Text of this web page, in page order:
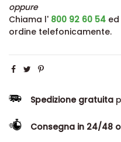
oppure
Chiama l' 800 92 60 54
ordine telefonicamente.
Spedizione gratuita
Consegna in 24/48